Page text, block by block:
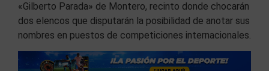
«Gilberto Parada» de Montero, recinto donde chocarán
dos elencos que disputarán la posibilidad de anotar sus
nombres en puestos de competiciones internacionales.